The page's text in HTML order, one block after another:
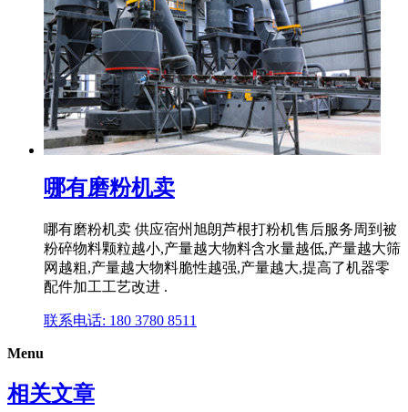
哪有磨粉机卖
哪有磨粉机卖 供应宿州旭朗芦根打粉机售后服务周到被
粉碎物料颗粒越小,产量越大物料含水量越低,产量越大筛
网越粗,产量越大物料脆性越强,产量越大,提高了机器零
配件加工工艺改进 .
联系电话: 180 3780 8511
Menu
相关文章